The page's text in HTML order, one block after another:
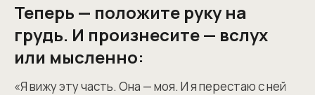
Теперь — положите руку на
грудь. И произнесите — вслух
или мысленно:
«Я вижу эту часть. Она — моя. И я перестаю с ней